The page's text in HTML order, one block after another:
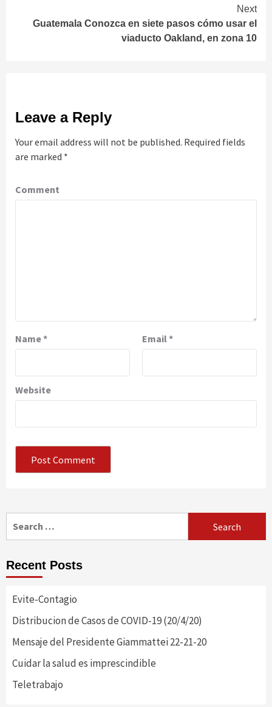
Next
Guatemala Conozca en siete pasos cómo usar el
viaducto Oakland, en zona 10
Leave a Reply
Your email address will not be published. Required fields
are marked *
Comment
Name* Email*
Website
Recent Posts
Evite-Contagio
Distribucion de Casos de COVID-19 (20/4/20)
Mensaje del Presidente Giammattei 22-21-20
Cuidar la salud es imprescindible
Teletrabajo